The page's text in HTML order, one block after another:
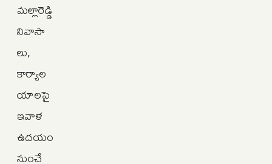
మల్లారెడ్డి
నివాసా
లు,
కార్యాల
యాలపై
ఇవాళ
ఉదయం
నుంచే